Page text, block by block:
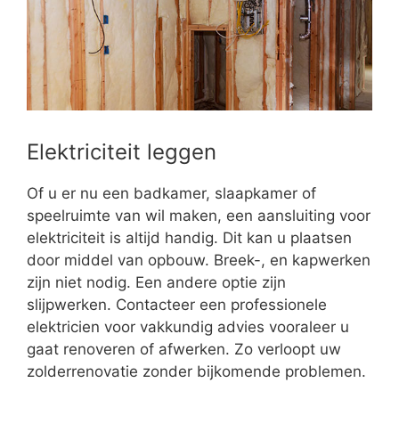
Elektriciteit leggen
Of u er nu een badkamer, slaapkamer of
speelruimte van wil maken, een aansluiting voor
elektriciteit is altijd handig. Dit kan u plaatsen
door middel van opbouw. Breek-, en kapwerken
zijn niet nodig. Een andere optie zijn
slijpwerken. Contacteer een professionele
elektricien voor vakkundig advies vooraleer u
gaat renoveren of afwerken. Zo verloopt uw
zolderrenovatie zonder bijkomende problemen.